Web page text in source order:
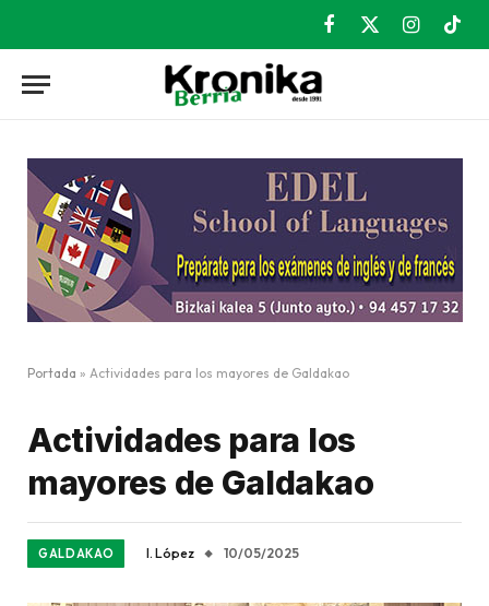
Facebook
X
Instagram
Portada » Actividades para los mayores de Galdakao
Actividades para los
mayores de Galdakao
GALDAKAO I. López 10/05/2025